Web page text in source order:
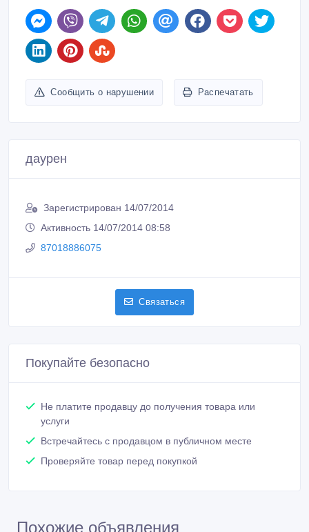
Сообщить о нарушении Распечатать
даурен
Зарегистрирован 14/07/2014
Активность 14/07/2014 08:58
87018886075
Связаться
Покупайте безопасно
Не платите продавцу до получения товара или
услуги
Встречайтесь с продавцом в публичном месте
Проверяйте товар перед покупкой
Похожие объявления